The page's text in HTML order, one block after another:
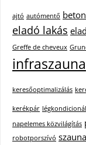
ajtó autómentő
eladó lakás
Greffe de cheveux
infraszauna
keresőoptimalizálás
kerékpár
napelemes közvilágítás
robotporszívó szauna